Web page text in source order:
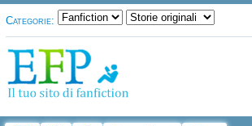
Categorie: